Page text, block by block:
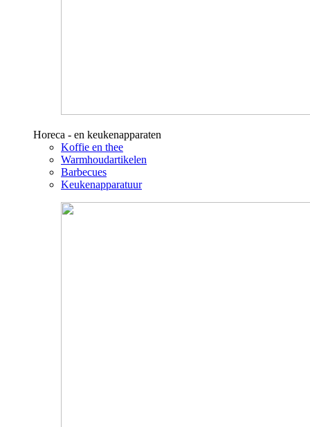
Horeca - en keukenapparaten
Koffie en thee
Warmhoudartikelen
Barbecues
Keukenapparatuur